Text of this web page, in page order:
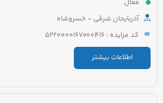
فعال
آذربایجان شرقی - خسروشاه
کد مزایده : 5220000167000416
اطلاعات بیشتر